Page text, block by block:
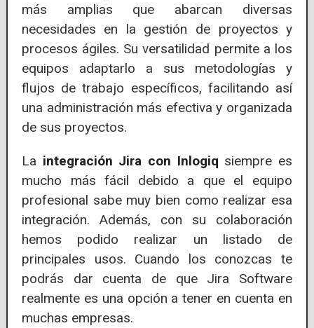
más amplias que abarcan diversas
necesidades en la gestión de proyectos y
procesos ágiles. Su versatilidad permite a los
equipos adaptarlo a sus metodologías y
flujos de trabajo específicos, facilitando así
una administración más efectiva y organizada
de sus proyectos.
La integración Jira con Inlogiq siempre es
mucho más fácil debido a que el equipo
profesional sabe muy bien como realizar esa
integración. Además, con su colaboración
hemos podido realizar un listado de
principales usos. Cuando los conozcas te
podrás dar cuenta de que Jira Software
realmente es una opción a tener en cuenta en
muchas empresas.